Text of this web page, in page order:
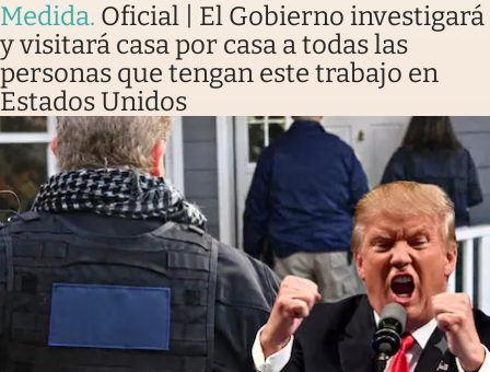
Uruguay
Ciencia y salud
Espiritual
Streaming
PC y mobile
Lifestyle
USA
Medida. Oficial | El Gobierno investigará
y visitará casa por casa a todas las
personas que tengan este trabajo en
Estados Unidos